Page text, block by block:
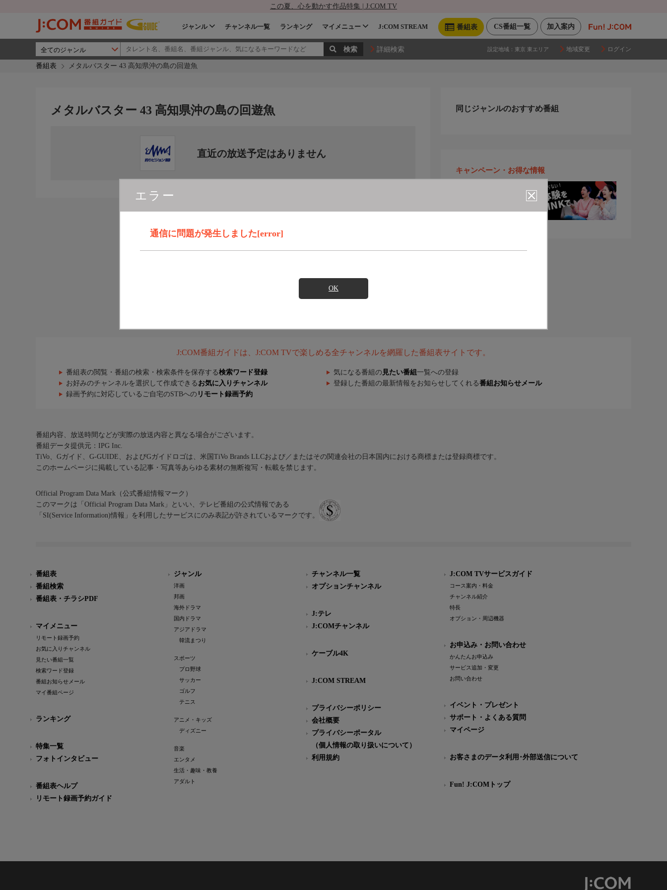
この夏、心を動かす作品特集 | J:COM TV
加入案内
CS番組一覧
番組表
ジャンル チャンネル一覧 ランキング マイメニュー J:COM STREAM
詳細検索 設定地域： 東京 東エリア 地域変更 ログイン
番組表 メタルバスター 43 高知県沖の島の回遊魚
エラー
通信に問題が発生しました[error]
OK
メタルバスター 43 高知県沖の島の回遊魚
直近の放送予定はありません
同じジャンルのおすすめ番組
キャンペーン・お得な情報
J:COM番組ガイドは、J:COM TVで楽しめる全チャンネルを網羅した番組表サイトです。
番組表の閲覧・番組の検索・検索条件を保存する検索ワード登録 気になる番組の 見たい番組 一覧への登録
お好みのチャンネルを選択して作成できる お気に入りチャンネル 登録した番組の最新情報をお知らせしてくれる番組お知らせメール
録画予約に対応しているご自宅のSTBへの リモート録画予約
番組内容、放送時間などが実際の放送内容と異なる場合がございます。
番組データ提供元：IPG Inc.
TiVo、Gガイド、G-GUIDE、およびGガイドロゴは、米国TiVo Brands LLCおよび／またはその関連会社の日本国内における商標または登録商標です。
このホームページに掲載している記事・写真等あらゆる素材の無断複写・転載を禁じます。
Official Program Data Mark（公式番組情報マーク）
このマークは「Official Program Data Mark」といい、テレビ番組の公式情報である
「SI(Service Information)情報」を利用したサービスにのみ表記が許されているマークです。
番組表
番組検索
番組表・チラシPDF
マイメニュー
リモート録画予約
お気に入りチャンネル
見たい番組一覧
検索ワード登録
番組お知らせメール
マイ番組ページ
ランキング
特集一覧
フォトインタビュー
番組表ヘルプ
リモート録画予約ガイド
ジャンル
洋画
邦画
海外ドラマ
国内ドラマ
アジアドラマ
韓流まつり
スポーツ
プロ野球
サッカー
ゴルフ
テニス
アニメ・キッズ
ディズニー
音楽
エンタメ
生活・趣味・教養
アダルト
チャンネル一覧
オプションチャンネル
J:テレ
J:COMチャンネル
ケーブル4K
J:COM STREAM
プライバシーポリシー
会社概要
プライバシーポータル
（個人情報の取り扱いについて）
利用規約
J:COM TVサービスガイド
コース案内・料金
チャンネル紹介
特長
オプション・周辺機器
お申込み・お問い合わせ
かんたんお申込み
サービス追加・変更
お問い合わせ
イベント・プレゼント
サポート・よくある質問
マイページ
お客さまのデータ利用･外部送信について
Fun! J:COMトップ